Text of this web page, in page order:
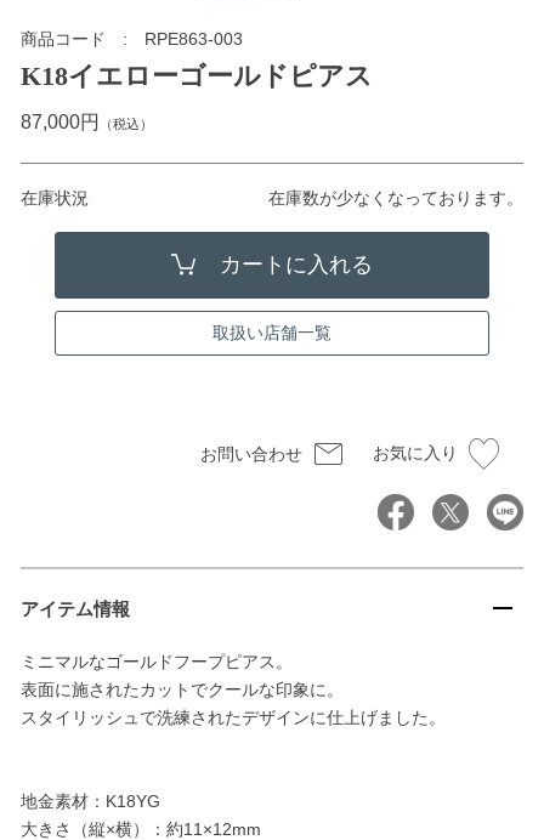
商品コード RPE863-003
K18イエローゴールドピアス
87,000円 （税込）
在庫状況 在庫数が少なくなっております。
取扱い店舗一覧
お問い合わせ お気に入り
アイテム情報
ミニマルなゴールドフープピアス。
表面に施されたカットでクールな印象に。
スタイリッシュで洗練されたデザインに仕上げました。
地金素材：K18YG
大きさ（縦×横）：約11×12mm